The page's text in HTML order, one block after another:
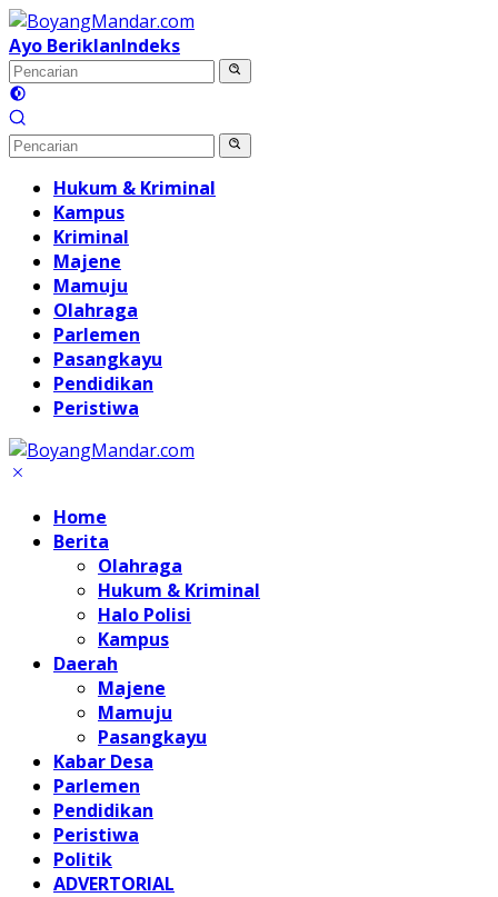
Langsung
ke
konten
Ayo BeriklanIndeks
Hukum & Kriminal
Kampus
Kriminal
Majene
Mamuju
Olahraga
Parlemen
Pasangkayu
Pendidikan
Peristiwa
Home
Berita
Olahraga
Hukum & Kriminal
Halo Polisi
Kampus
Daerah
Majene
Mamuju
Pasangkayu
Kabar Desa
Parlemen
Pendidikan
Peristiwa
Politik
ADVERTORIAL